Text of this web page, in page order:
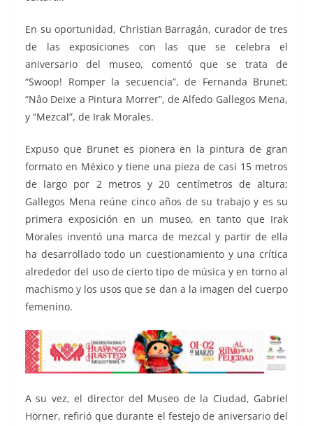
En su oportunidad, Christian Barragán, curador de tres
de las exposiciones con las que se celebra el
aniversario del museo, comentó que se trata de
“Swoop! Romper la secuencia”, de Fernanda Brunet;
“Nâo Deixe a Pintura Morrer”, de Alfedo Gallegos Mena,
y “Mezcal”, de Irak Morales.
Expuso que Brunet es pionera en la pintura de gran
formato en México y tiene una pieza de casi 15 metros
de largo por 2 metros y 20 centímetros de altura;
Gallegos Mena reúne cinco años de su trabajo y es su
primera exposición en un museo, en tanto que Irak
Morales inventó una marca de mezcal y partir de ella
ha desarrollado todo un cuestionamiento y una crítica
alrededor del uso de cierto tipo de música y en torno al
machismo y los usos que se dan a la imagen del cuerpo
femenino.
A su vez, el director del Museo de la Ciudad, Gabriel
Hörner, refirió que durante el festejo de aniversario del